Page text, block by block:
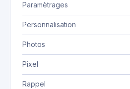
Paramètrages
Personnalisation
Photos
Pixel
Rappel